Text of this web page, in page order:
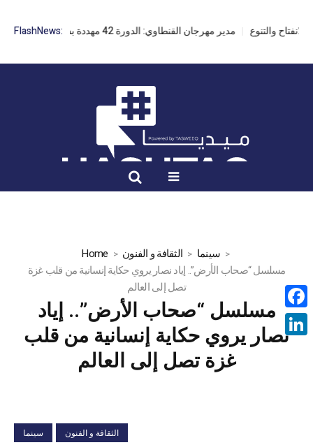
FlashNews: مدير مهرجان القنطاوي: الدورة 42 مهددة بسبب تأخر التراخيص
Home الثقافة و الفنون
سينما
مسلسل “صحاب الأرض”.. إياد نصار يروي حكاية إنسانية من قلب غزة
تصل إلى العالم
مسلسل “صحاب الأرض”.. إياد
نصار يروي حكاية إنسانية من قلب
غزة تصل إلى العالم
سينما الثقافة و الفنون